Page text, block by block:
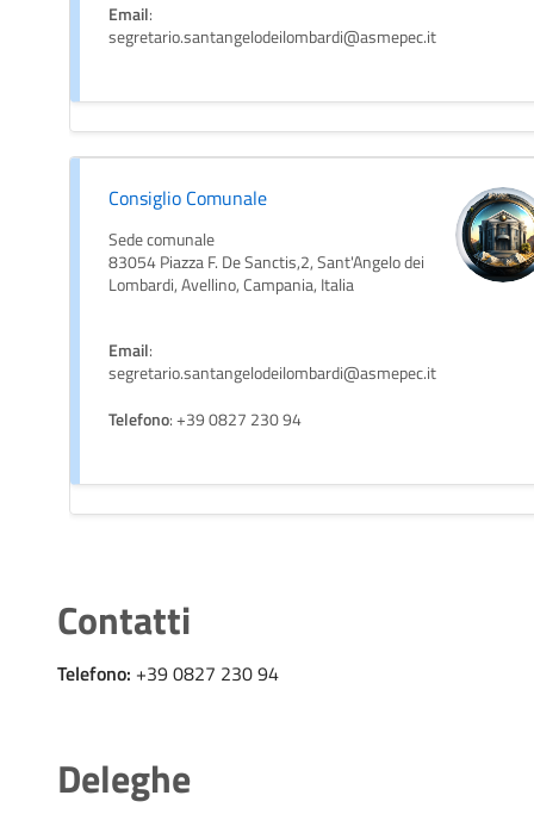
Email:
segretario.santangelodeilombardi@asmepec.it
Consiglio Comunale
Sede comunale
83054 Piazza F. De Sanctis,2, Sant'Angelo dei
Lombardi, Avellino, Campania, Italia
Email:
segretario.santangelodeilombardi@asmepec.it
Telefono: +39 0827 230 94
Contatti
Telefono: +39 0827 230 94
Deleghe